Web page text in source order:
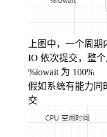
上图中，一个周
IO 依次提交，整
%iowait 为 100%
假如系统有能力同
交